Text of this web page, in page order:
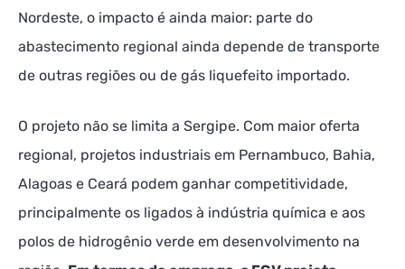
Nordeste, o impacto é ainda maior: parte do
abastecimento regional ainda depende de transporte
de outras regiões ou de gás liquefeito importado.
O projeto não se limita a Sergipe. Com maior oferta
regional, projetos industriais em Pernambuco, Bahia,
Alagoas e Ceará podem ganhar competitividade,
principalmente os ligados à indústria química e aos
polos de hidrogênio verde em desenvolvimento na